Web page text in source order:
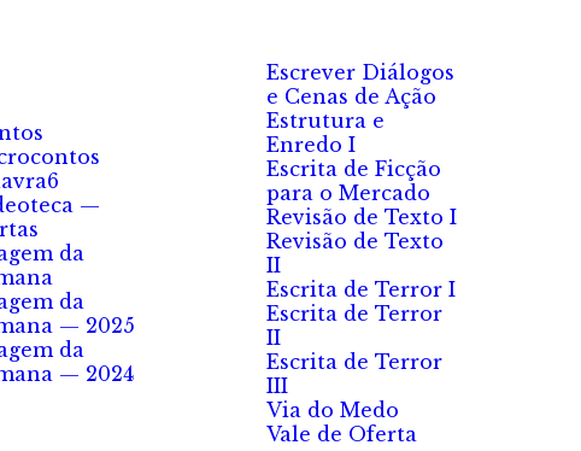
—
da
da
— 2025
da
— 2024
Escrever Diálogos
e Cenas de Ação
Estrutura e
Enredo I
Escrita de Ficção
para o Mercado
Revisão de Texto I
Revisão de Texto
II
Escrita de Terror I
Escrita de Terror
II
Escrita de Terror
III
Via do Medo
Vale de Oferta